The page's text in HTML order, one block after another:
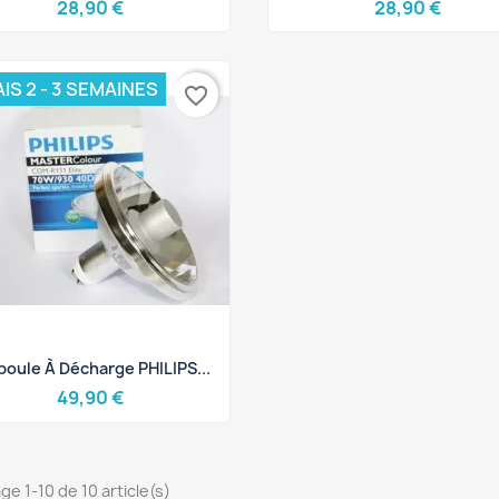
28,90 € 28,90 €
 Aperçu rapide
À Décharge PHILIPS...
49,90 €
2 - 3 SEMAINES favorite_border
1-10 de 10 article(s)